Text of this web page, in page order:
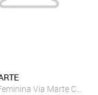
Branco
Via Marte Cano